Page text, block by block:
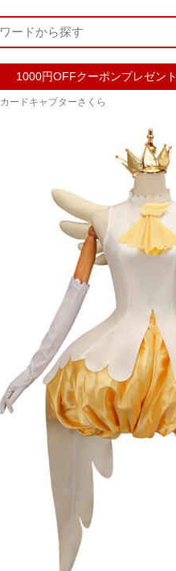
1000円OFFクーポンプレゼント
カードキャプターさくら